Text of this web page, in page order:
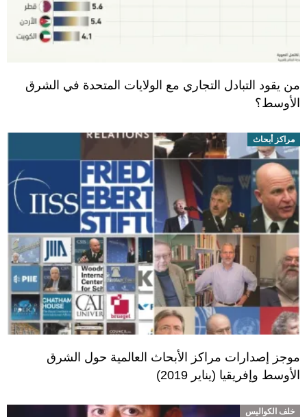
من يقود التبادل التجاري مع الولايات المتحدة في الشرق
الأوسط؟
مراكز أبحاث
موجز إصدارات مراكز الأبحاث العالمية حول الشرق
الأوسط وإفريقيا (يناير 2019)
خلف الكواليس